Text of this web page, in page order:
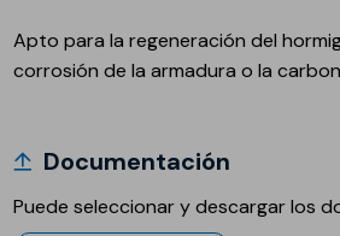
Apto para la regeneración del
corrosión de la armadura o la
Documentación
Puede seleccionar y descargar los